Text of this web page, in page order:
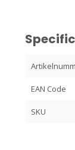
EAN Code
SKU